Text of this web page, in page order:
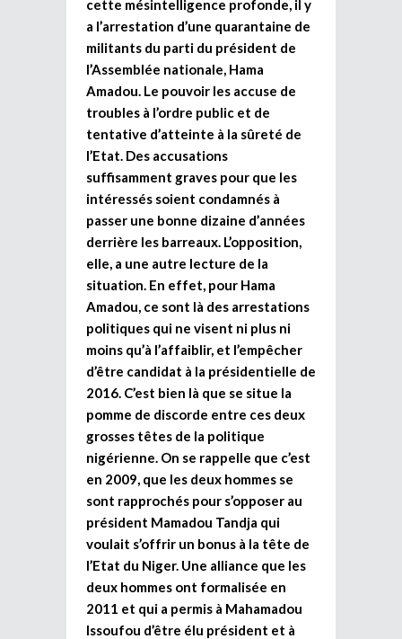
cette mésintelligence profonde, il y
a l’arrestation d’une quarantaine de
militants du parti du président de
l’Assemblée nationale, Hama
Amadou. Le pouvoir les accuse de
troubles à l’ordre public et de
tentative d’atteinte à la sûreté de
l’Etat. Des accusations
suffisamment graves pour que les
intéressés soient condamnés à
passer une bonne dizaine d’années
derrière les barreaux. L’opposition,
elle, a une autre lecture de la
situation. En effet, pour Hama
Amadou, ce sont là des arrestations
politiques qui ne visent ni plus ni
moins qu’à l’affaiblir, et l’empêcher
d’être candidat à la présidentielle de
2016. C’est bien là que se situe la
pomme de discorde entre ces deux
grosses têtes de la politique
nigérienne. On se rappelle que c’est
en 2009, que les deux hommes se
sont rapprochés pour s’opposer au
président Mamadou Tandja qui
voulait s’offrir un bonus à la tête de
l’Etat du Niger. Une alliance que les
deux hommes ont formalisée en
2011 et qui a permis à Mahamadou
Issoufou d’être élu président et à